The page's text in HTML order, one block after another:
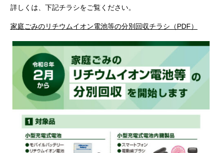
詳しくは、下記チラシをご覧ください。
家庭ごみのリチウムイオン電池等の分別回収チラシ（PDF）